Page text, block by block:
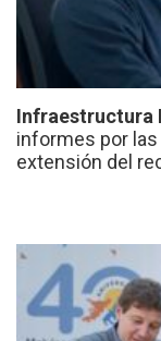
Infraestructura
informes por
extensión del